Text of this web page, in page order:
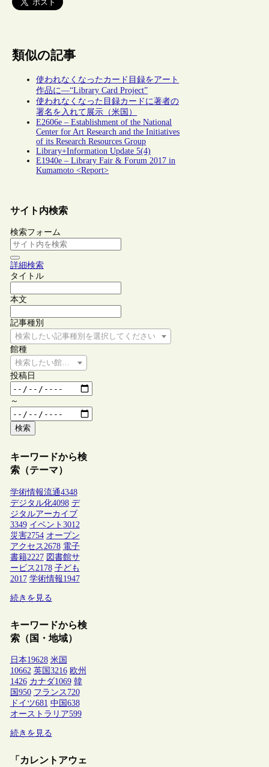
類似の記事
使われなくなったカード目録をアート
作品に―“Library Card Project”
使われなくなった目録カードに著者の
署名を入れて展示（米国）
E2606e – Establishment of the National
Center for Art Research and the Initiatives
of its Research Resources Group
Library+Information Update 5(4)
E1940e – Library Fair & Forum 2017 in
Kumamoto <Report>
サイト内検索
検索フォーム
詳細検索
タイトル
本文
記事種別
検索したい記事種別を選択してください
館種
検索したい館種を選択してください
投稿日
～
検索
キーワードから検
索（テーマ）
学術情報流通4348
デジタル化4098 デ
ジタルアーカイブ
3349 イベント 3012
災害2754 オープン
アクセス 2678 電子
書籍2227 図書館サ
ービス 2178 子ども
2017 学術情報1947
続きを見る
キーワードから検
索（国・地域）
日本19628 米国
10662 英国 3216 欧州
1426 カナダ1069 韓
国 950 フランス 720
ドイツ681 中国 638
オーストラリア599
続きを見る
「カレントアウェ